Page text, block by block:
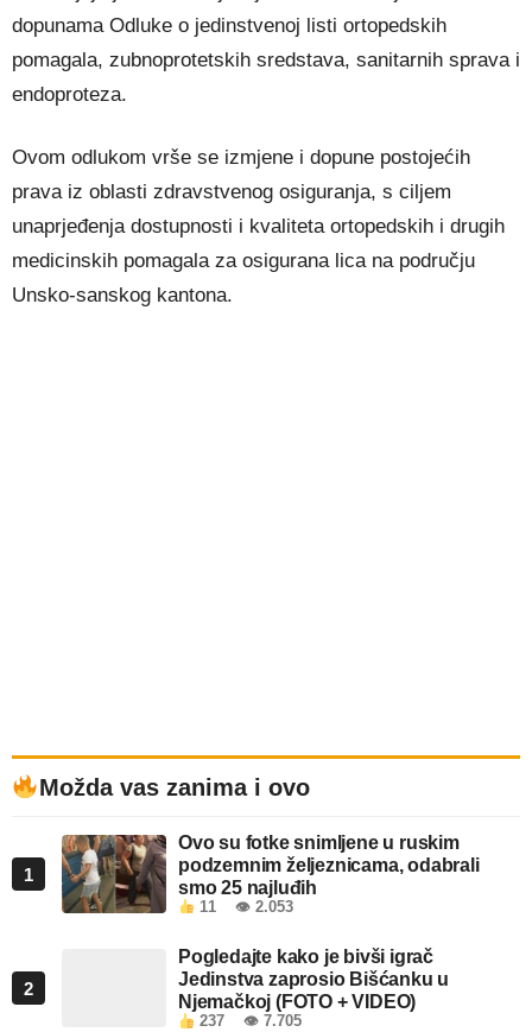
dopunama Odluke o jedinstvenoj listi ortopedskih
pomagala, zubnoprotetskih sredstava, sanitarnih sprava i
endoproteza.
Ovom odlukom vrše se izmjene i dopune postojećih
prava iz oblasti zdravstvenog osiguranja, s ciljem
unaprjeđenja dostupnosti i kvaliteta ortopedskih i drugih
medicinskih pomagala za osigurana lica na području
Unsko-sanskog kantona.
Možda vas zanima i ovo
1
Ovo su fotke snimljene u ruskim
podzemnim željeznicama, odabrali
smo 25 najluđih
11 👁 2.053
2
Pogledajte kako je bivši igrač
Jedinstva zaprosio Bišćanku u
Njemačkoj (FOTO + VIDEO)
237 👁 7.705